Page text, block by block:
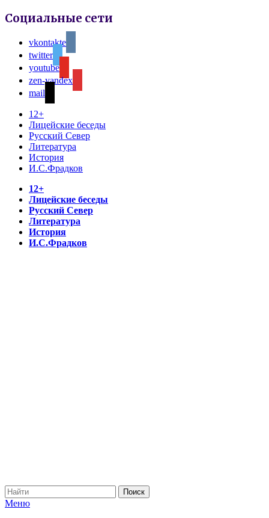
Социальные сети
vkontakte
twitter
youtube
zen-yandex
mail
12+
Лицейские беседы
Русский Север
Литература
История
И.С.Фрадков
12+
Лицейские беседы
Русский Север
Литература
История
И.С.Фрадков
Меню